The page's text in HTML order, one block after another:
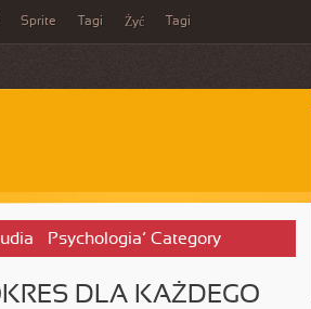
Sprite Tagi Żyć Tagi
– Psychologia’ Category
DLA KAŻDEGO